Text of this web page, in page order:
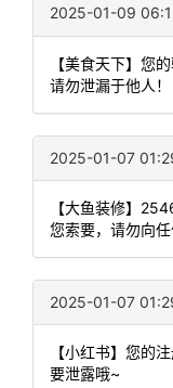
2025-01-09
【美食天下】您
请勿泄漏于他人！
2025-01-07
【大鱼装修】
您索要，请勿向
2025-01-07
【小红书】您的
要泄露哦~